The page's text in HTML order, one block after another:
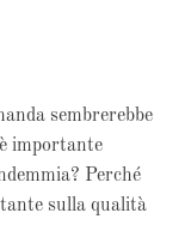
sembrerebbe
importante
Perché
sulla qualità